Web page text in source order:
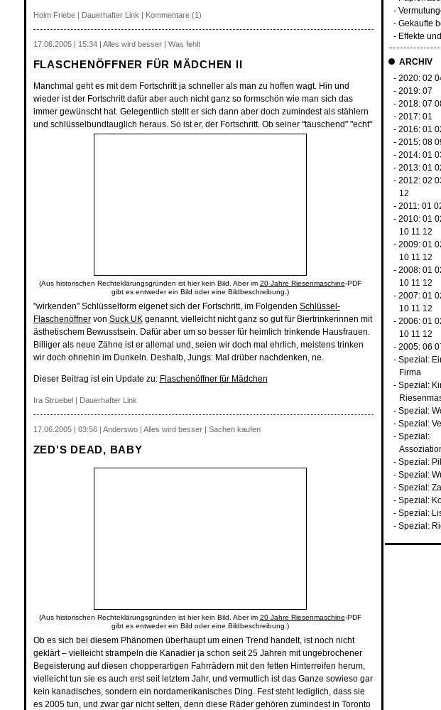
Holm Friebe| Dauerhafter Link | Kommentare (1)
17.06.2005 | 15:34 | Alles wird besser | Was fehlt
FLASCHENÖFFNER FÜR MÄDCHEN II
Manchmal geht es mit dem Fortschritt ja schneller als man zu hoffen wagt. Hin und
wieder ist der Fortschritt dafür aber auch nicht ganz so formschön wie man sich das
immer gewünscht hat. Gelegentlich stellt er sich dann aber doch zumindest als stählern
und schlüsselbundtauglich heraus. So ist er, der Fortschritt.
(Aus historischen Rechteklärungsgründen ist hier kein Bild. Aber im 20 Jahre Riesenmaschine-PDF
gibt es entweder ein Bild oder eine Bildbeschreibung.)
Ob seiner "täuschend" "echt"
"wirkenden" Schlüsselform eigenet sich der Fortschritt, im Folgenden Schlüssel-
Flaschenöffnervon Suck UKgenannt, vielleicht nicht ganz so gut für Biertrinkerinnen mit
ästhetischem Bewusstsein. Dafür aber um so besser für heimlich trinkende Hausfrauen.
Billiger als neue Zähne ist er allemal und, seien wir doch mal ehrlich, meistens trinken
wir doch ohnehin im Dunkeln. Deshalb, Jungs: Mal drüber nachdenken, ne.
Dieser Beitrag ist ein Update zu: Flaschenöffner für Mädchen
Ira Struebel | Dauerhafter Link
17.06.2005 | 03:56 | Anderswo | Alles wird besser | Sachen kaufen
ZED'S DEAD, BABY
(Aus historischen Rechteklärungsgründen ist hier kein Bild. Aber im 20 Jahre Riesenmaschine-PDF
gibt es entweder ein Bild oder eine Bildbeschreibung.)
Ob es sich bei diesem Phänomen überhaupt um einen Trend handelt, ist noch nicht
geklärt – vielleicht strampeln die Kanadier ja schon seit 25 Jahren mit ungebrochener
Begeisterung auf diesen chopperartigen Fahrrädern mit den fetten Hinterreifen herum,
vielleicht tun sie es auch erst seit letztem Jahr, und vermutlich ist das Ganze sowieso gar
kein kanadisches, sondern ein nordamerikanisches Ding. Fest steht lediglich, dass sie
es 2005 tun, und zwar gar nicht selten, denn diese Räder gehören zumindest in Toronto
-
-Gekaufte
- Effekte
ARCHIV
- 2020:02
- 2019:07
- 2018:07
- 2017:01
- 2016:01
- 2015:08
- 2014:01
- 2013:01
- 2012:02
12
- 2011:01
- 2010:01
10 11 12
- 2009:01
10 11 12
- 2008:01
10 11 12
- 2007:01
10 11 12
- 2006:01
10 11 12
- 2005:06
-Spezial:
Firma
-Spezial:
-Spezial:
-Spezial:
-Spezial:
-Spezial:
-Spezial:
-Spezial:
-Spezial:
-Spezial:
-Spezial: